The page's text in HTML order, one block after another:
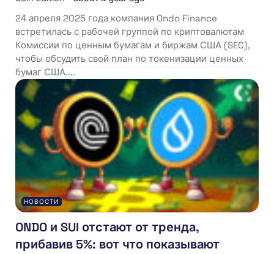
24 апреля 2025 года компания Ondo Finance
встретилась с рабочей группой по криптовалютам
Комиссии по ценным бумагам и биржам США (SEC),
чтобы обсудить свой план по токенизации ценных
бумаг США....
НОВОСТИ
ONDO и SUI отстают от тренда,
прибавив 5%: вот что показывают